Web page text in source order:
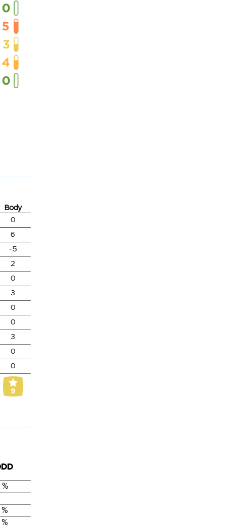
Body
0
6
-5
2
0
3
0
0
3
0
0
9
%
%
%